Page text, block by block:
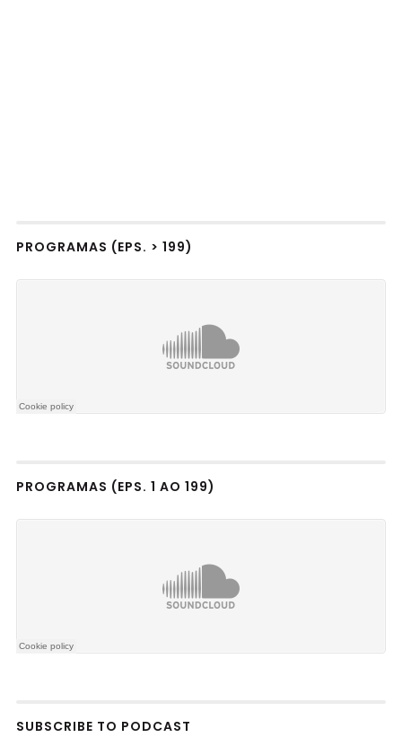
PROGRAMAS (EPS. > 199)
PROGRAMAS (EPS. 1 AO 199)
SUBSCRIBE TO PODCAST